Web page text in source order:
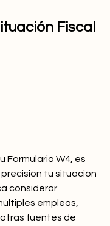
Fiscal
Formulario W4, es
tu situación
considerar
empleos,
fuentes de